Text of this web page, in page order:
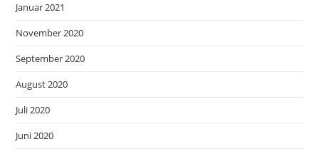
Januar 2021
November 2020
September 2020
August 2020
Juli 2020
Juni 2020